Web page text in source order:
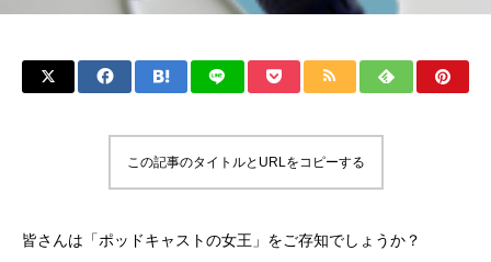
この記事のタイトルとURLをコピーする
皆さんは「ポッドキャストの女王」をご存知でしょうか？